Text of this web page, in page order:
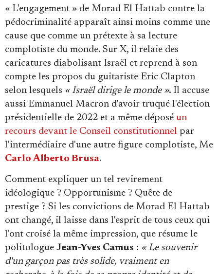
« L'engagement » de Morad El Hattab contre la
pédocriminalité apparaît ainsi moins comme une
cause que comme un prétexte à sa lecture
complotiste du monde. Sur X, il relaie des
caricatures diabolisant Israël et reprend à son
compte les propos du guitariste Eric Clapton
selon lesquels « Israël dirige le monde ». Il accuse
aussi Emmanuel Macron d'avoir truqué l'élection
présidentielle de 2022 et a même déposé un
recours devant le Conseil constitutionnel par
l'intermédiaire d'une autre figure complotiste, Me
Carlo Alberto Brusa.
Comment expliquer un tel revirement
idéologique ? Opportunisme ? Quête de
prestige ? Si les convictions de Morad El Hattab
ont changé, il laisse dans l'esprit de tous ceux qui
l'ont croisé la même impression, que résume le
politologue Jean-Yves Camus : « Le souvenir
d'un garçon pas très solide, vraiment en